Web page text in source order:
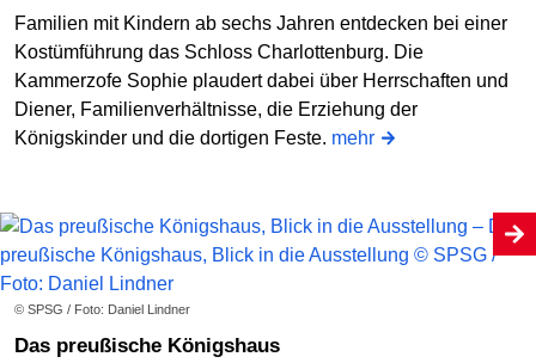
Familien mit Kindern ab sechs Jahren entdecken bei einer
Kostümführung das Schloss Charlottenburg. Die
Kammerzofe Sophie plaudert dabei über Herrschaften und
Diener, Familienverhältnisse, die Erziehung der
Königskinder und die dortigen Feste. mehr
© SPSG / Foto: Daniel Lindner
Das preußische Königshaus